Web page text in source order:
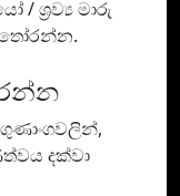
/ ශ්‍රව්‍ය මාරු
දක්වා